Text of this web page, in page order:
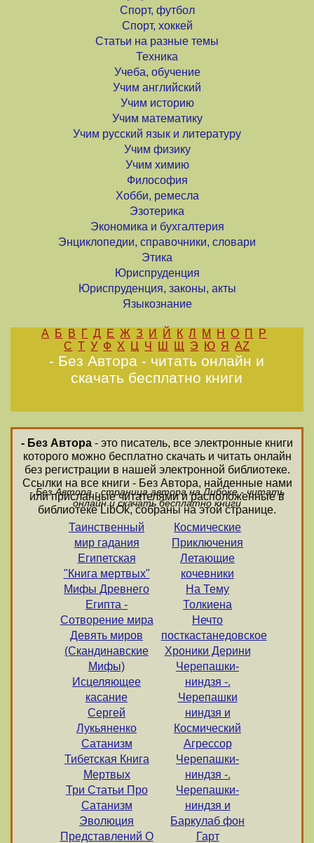
Спорт, футбол
Спорт, хоккей
Статьи на разные темы
Техника
Учеба, обучение
Учим английский
Учим историю
Учим математику
Учим русский язык и литературу
Учим физику
Учим химию
Философия
Хобби, ремесла
Эзотерика
Экономика и бухгалтерия
Энциклопедии, справочники, словари
Этика
Юриспруденция
Юриспруденция, законы, акты
Языкознание
А Б В Г Д Е Ж З И Й К Л М Н О П
Р
С Т У Ф Х Ц Ч Ш Щ Э Ю Я AZ
- Без Автора - читать онлайн и
скачать бесплатно книги
- Без Автора - это писатель, все электронные книги
которого можно бесплатно скачать и читать онлайн
без регистрации в нашей электронной библиотеке.
Ссылки на все книги - Без Автора, найденные нами
или присланные читателями и расположенные в
библиотеке LibOk, собраны на этой странице.
- Без Автора - страница автора на Либоке - читать
онлайн и скачать бесплатно книги
Таинственный
мир гадания
Египетская
"Книга мертвых"
Мифы Древнего
Египта -
Сотворение мира
Девять миров
(Скандинавские
Мифы)
Исцеляющее
касание
Сергей
Лукьяненко
Сатанизм
Тибетская Книга
Мертвых
Три Статьи Про
Сатанизм
Эволюция
Представлений О
Космические
Приключения
Летающие
кочевники
На Тему
Толкиена
Нечто
посткастанедовское
Хроники Дерини
Черепашки-
ниндзя -.
Черепашки
ниндзя и
Космический
Агрессор
Черепашки-
ниндзя -.
Черепашки-
ниндзя и
Баркулаб фон
Гарт